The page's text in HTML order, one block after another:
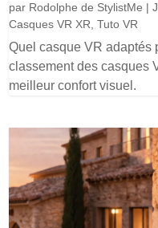
par Rodolphe de StylistMe |
Casques VR XR ,Tuto VR
Quel casque VR adaptés
classement des casques
meilleur confort visuel.